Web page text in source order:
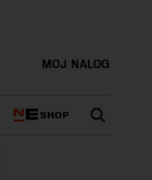
MOJ NALOG
SHOP